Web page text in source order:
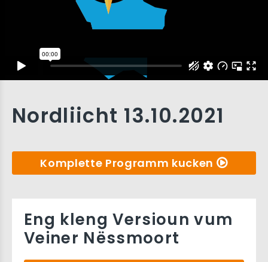
Nordliicht 13.10.2021
Komplette Programm kucken
Eng kleng Versioun vum
Veiner Nëssmoort